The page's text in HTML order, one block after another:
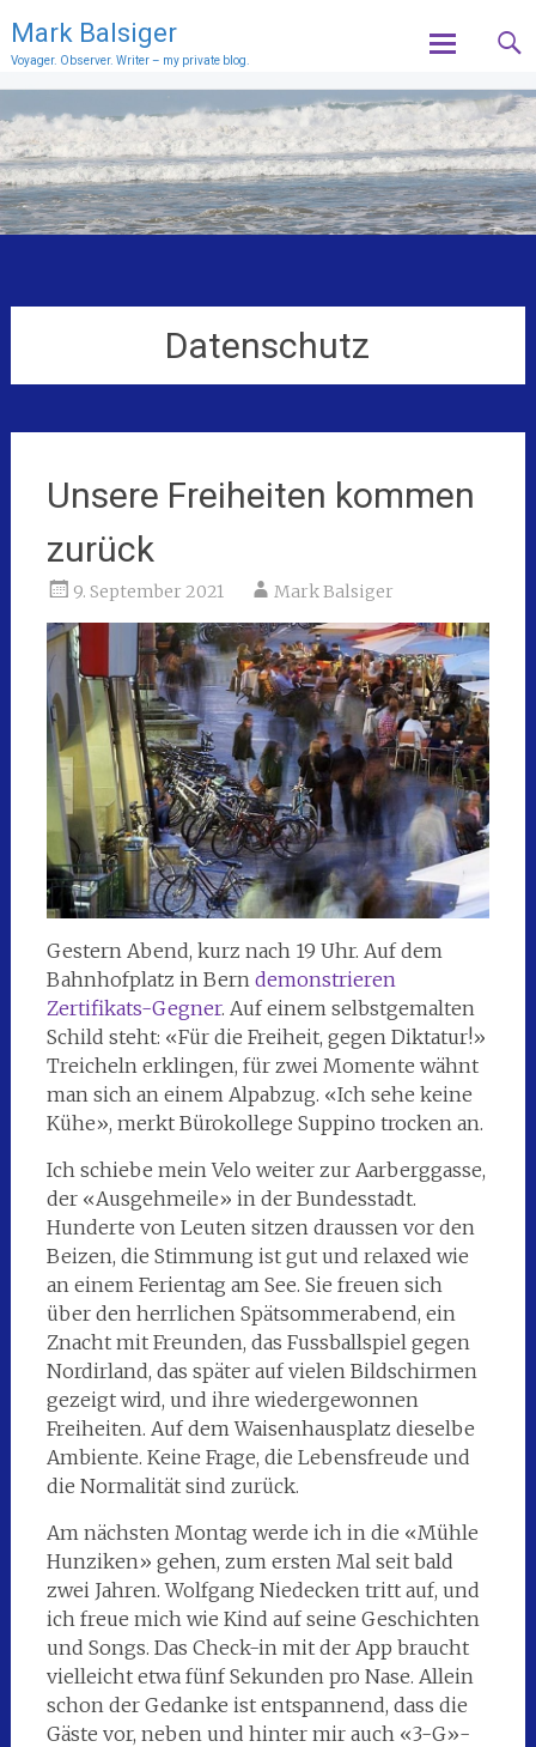
Mark Balsiger
Voyager. Observer. Writer – my private blog.
to
content
Datenschutz
Unsere Freiheiten kommen
zurück
9. September 2021 Mark Balsiger
Gestern Abend, kurz nach 19 Uhr. Auf dem
Bahnhofplatz in Bern demonstrieren
Zertifikats-Gegner. Auf einem selbstgemalten
Schild steht: «Für die Freiheit, gegen Diktatur!»
Treicheln erklingen, für zwei Momente wähnt
man sich an einem Alpabzug. «Ich sehe keine
Kühe», merkt Bürokollege Suppino trocken an.
Ich schiebe mein Velo weiter zur Aarberggasse,
der «Ausgehmeile» in der Bundesstadt.
Hunderte von Leuten sitzen draussen vor den
Beizen, die Stimmung ist gut und relaxed wie
an einem Ferientag am See. Sie freuen sich
über den herrlichen Spätsommerabend, ein
Znacht mit Freunden, das Fussballspiel gegen
Nordirland, das später auf vielen Bildschirmen
gezeigt wird, und ihre wiedergewonnen
Freiheiten. Auf dem Waisenhausplatz dieselbe
Ambiente. Keine Frage, die Lebensfreude und
die Normalität sind zurück.
Am nächsten Montag werde ich in die «Mühle
Hunziken» gehen, zum ersten Mal seit bald
zwei Jahren. Wolfgang Niedecken tritt auf, und
ich freue mich wie Kind auf seine Geschichten
und Songs. Das Check-in mit der App braucht
vielleicht etwa fünf Sekunden pro Nase. Allein
schon der Gedanke ist entspannend, dass die
Gäste vor, neben und hinter mir auch «3-G»-